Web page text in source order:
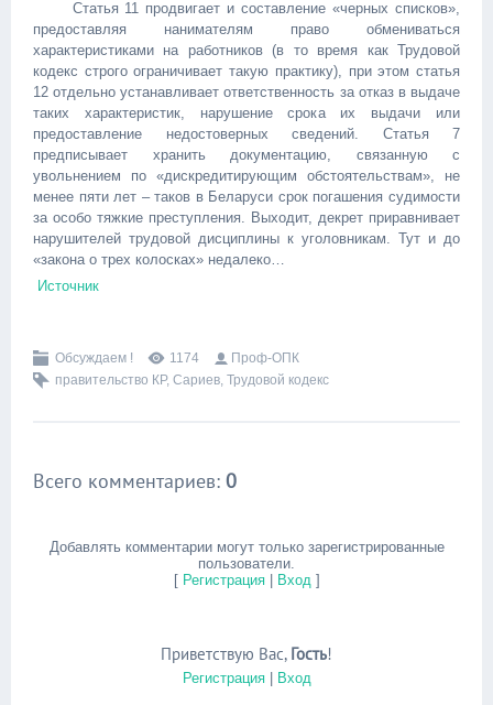
Статья 11 продвигает и составление «черных списков»,
предоставляя нанимателям право обмениваться
характеристиками на работников (в то время как Трудовой
кодекс строго ограничивает такую практику), при этом статья
12 отдельно устанавливает ответственность за отказ в выдаче
таких характеристик, нарушение срока их выдачи или
предоставление недостоверных сведений. Статья 7
предписывает хранить документацию, связанную с
увольнением по «дискредитирующим обстоятельствам», не
менее пяти лет – таков в Беларуси срок погашения судимости
за особо тяжкие преступления. Выходит, декрет приравнивает
нарушителей трудовой дисциплины к уголовникам. Тут и до
«закона о трех колосках» недалеко…
Источник
Обсуждаем ! 1174
Проф-ОПК
правительство КР, Сариев, Трудовой кодекс
Всего комментариев: 0
Добавлять комментарии могут только зарегистрированные
пользователи.
[ Регистрация| Вход]
Приветствую Вас, Гость!
Регистрация| Вход